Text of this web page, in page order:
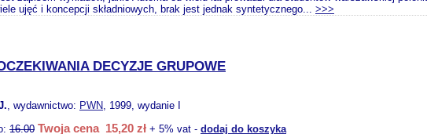
ujęć i koncepcji składniowych, brak jest jednak syntetycznego... >>>
DECYZJE GRUPOWE
, wydawnictwo: PWN, 1999, wydanie I
16.00 Twoja cena 15,20 zł + 5% vat - dodaj do koszyka